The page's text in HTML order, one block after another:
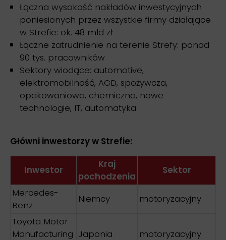
Łączna wysokość nakładów inwestycyjnych
poniesionych przez wszystkie firmy działające
w Strefie: ok. 48 mld zł
Łączne zatrudnienie na terenie Strefy: ponad
90 tys. pracowników
Sektory wiodące: automotive,
elektromobilność, AGD, spożywcza,
opakowaniowa, chemiczna, nowe
technologie, IT, automatyka
Główni inwestorzy w Strefie:
Inwestor
Kraj
pochodzenia
Sektor
Mercedes-
Benz
Niemcy
motoryzacyjny
Toyota Motor
Manufacturing Japonia motoryzacyjny